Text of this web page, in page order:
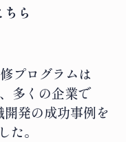
ら
プログラムは
多くの企業で
発の成功事例を
た。